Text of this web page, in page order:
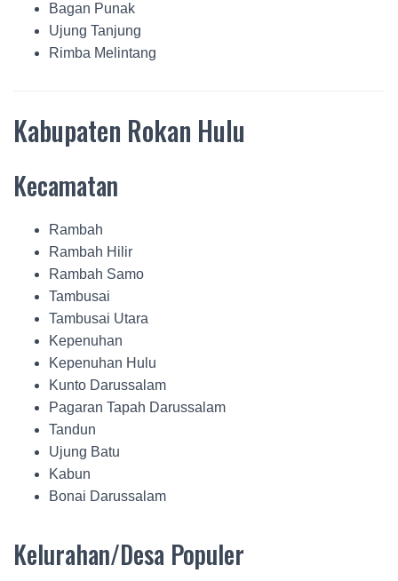
Bagan Punak
Ujung Tanjung
Rimba Melintang
Kabupaten Rokan Hulu
Kecamatan
Rambah
Rambah Hilir
Rambah Samo
Tambusai
Tambusai Utara
Kepenuhan
Kepenuhan Hulu
Kunto Darussalam
Pagaran Tapah Darussalam
Tandun
Ujung Batu
Kabun
Bonai Darussalam
Kelurahan/Desa Populer